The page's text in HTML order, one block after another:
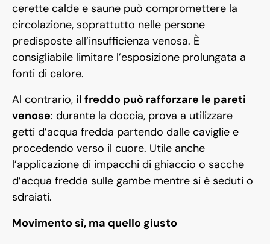
cerette calde e saune può compromettere la
circolazione, soprattutto nelle persone
predisposte all’insufficienza venosa. È
consigliabile limitare l’esposizione prolungata a
fonti di calore.
Al contrario, il freddo può rafforzare le pareti
venose: durante la doccia, prova a utilizzare
getti d’acqua fredda partendo dalle caviglie e
procedendo verso il cuore. Utile anche
l’applicazione di impacchi di ghiaccio o sacche
d’acqua fredda sulle gambe mentre si è seduti o
sdraiati.
Movimento sì, ma quello giusto